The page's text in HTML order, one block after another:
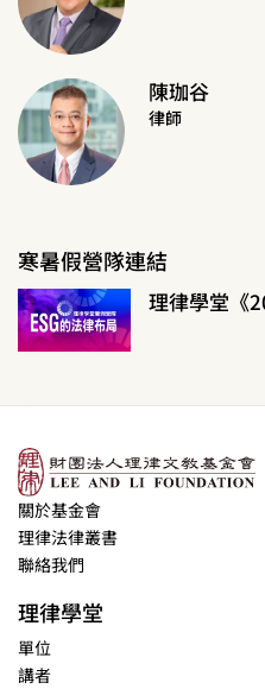
陳珈谷
律師
寒暑假營隊連結
關於基金會
理律法律叢書
聯絡我們
理律學堂
單位
講者